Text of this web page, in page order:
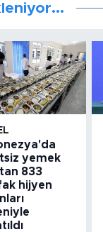
yemek
833
hijyen